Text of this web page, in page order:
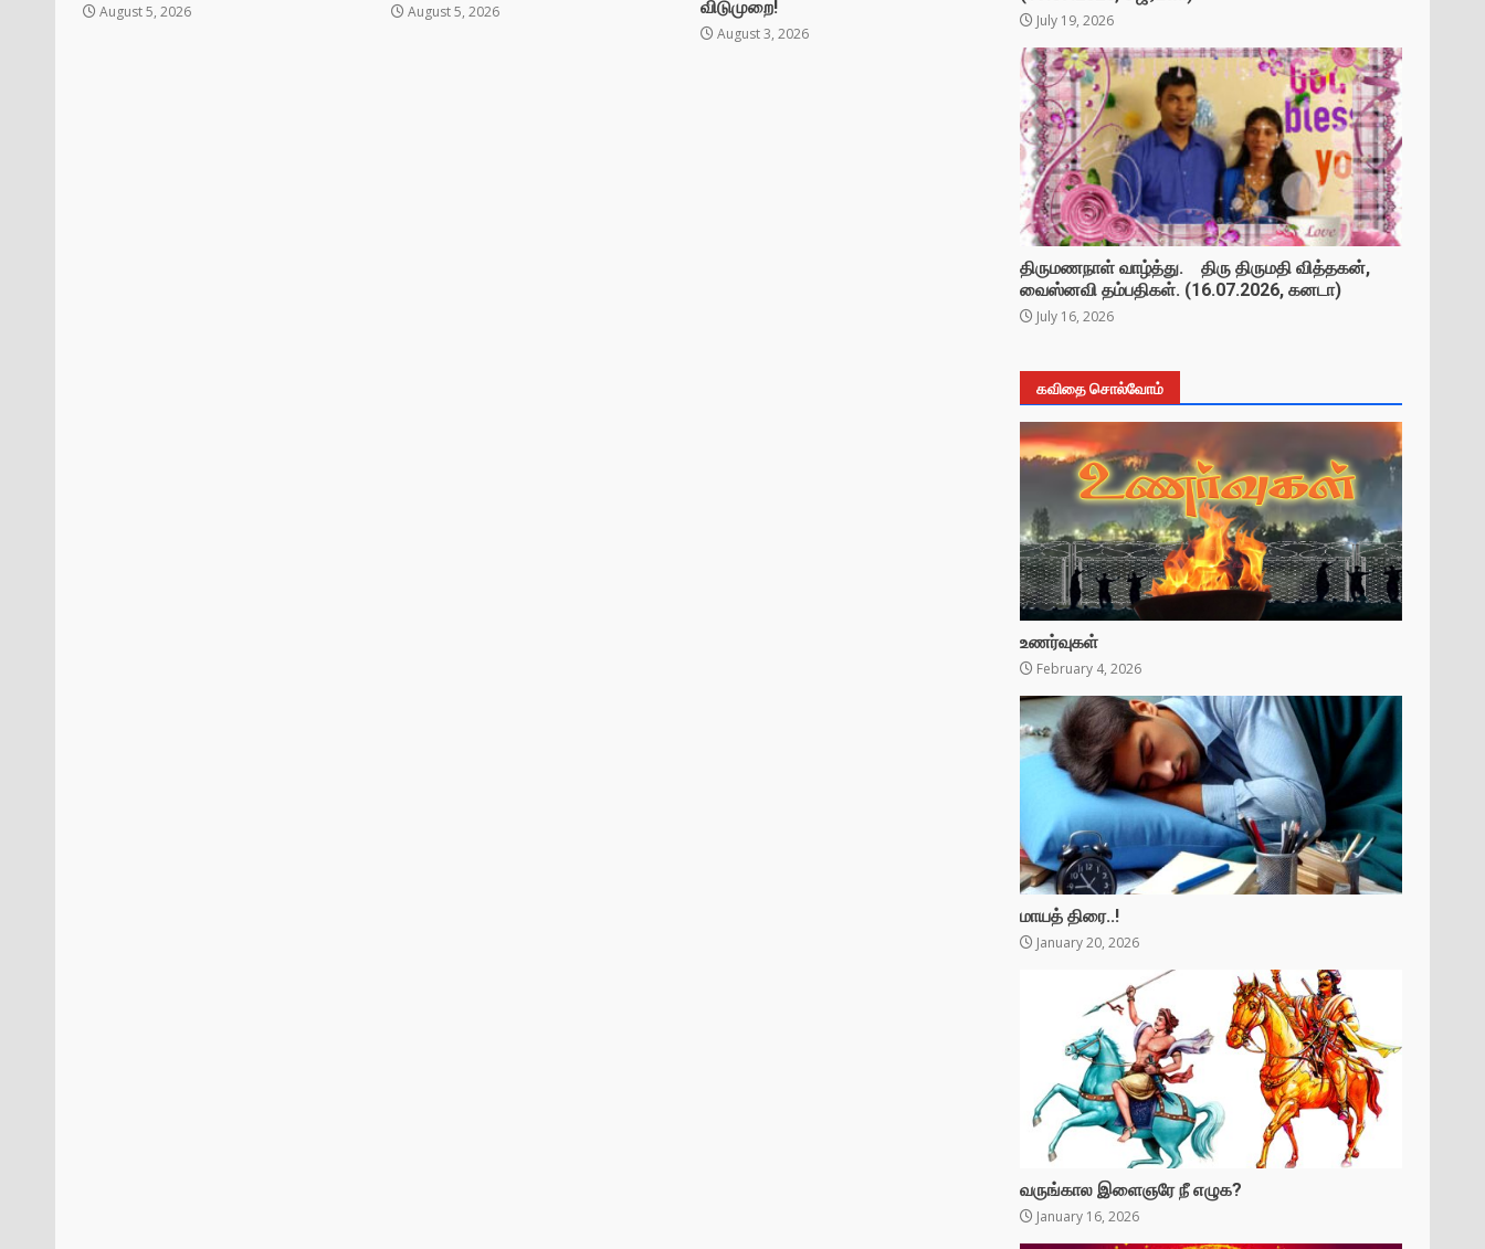
August 5, 2026 August 5, 2026
விடுமுறை!
August 3, 2026
July 19, 2026
திருமணநாள் வாழ்த்து. திரு திருமதி வித்தகன்,
வைஸ்னவி தம்பதிகள். (16.07.2026, கனடா)
July 16, 2026
கவிதை சொல்வோம்
உணர்வுகள்
February 4, 2026
மாயத் திரை..!
January 20, 2026
வருங்கால இளைஞரே நீ எழுக?
January 16, 2026